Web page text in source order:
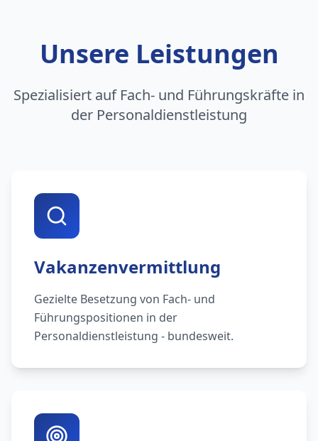
Unsere Leistungen
Spezialisiert auf Fach- und Führungskräfte in
der Personaldienstleistung
Vakanzenvermittlung
Gezielte Besetzung von Fach- und
Führungspositionen in der
Personaldienstleistung - bundesweit.